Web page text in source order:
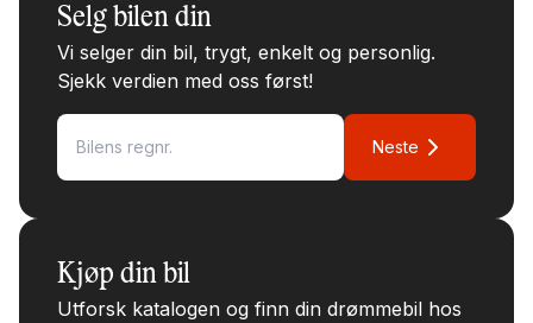
Selg bilen din
Vi selger din bil, trygt, enkelt og personlig.
Sjekk verdien med oss først!
Neste
Kjøp din bil
Utforsk katalogen og finn din drømmebil hos